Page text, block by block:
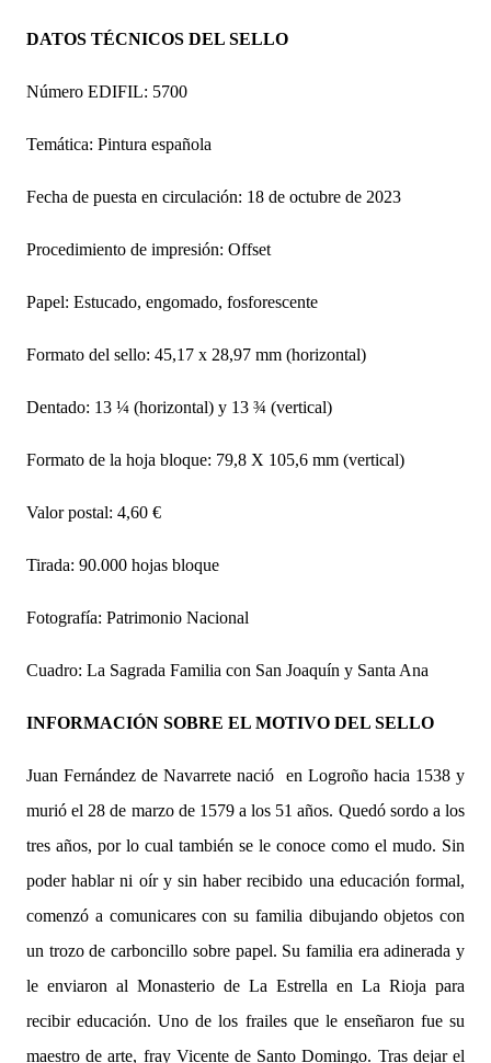
DATOS TÉCNICOS DEL SELLO
Número EDIFIL: 5700
Temática: Pintura española
Fecha de puesta en circulación: 18 de octubre de 2023
Procedimiento de impresión: Offset
Papel: Estucado, engomado, fosforescente
Formato del sello: 45,17 x 28,97 mm (horizontal)
Dentado: 13 ¼ (horizontal) y 13 ¾ (vertical)
Formato de la hoja bloque: 79,8 X 105,6 mm (vertical)
Valor postal: 4,60 €
Tirada: 90.000 hojas bloque
Fotografía: Patrimonio Nacional
Cuadro: La Sagrada Familia con San Joaquín y Santa Ana
INFORMACIÓN SOBRE EL MOTIVO DEL SELLO
Juan Fernández de Navarrete nació
en Logroño hacia 1538 y
murió el 28 de marzo de 1579 a los 51 años. Quedó sordo a los
tres años, por lo cual también se le conoce como el mudo. Sin
poder hablar ni oír y sin haber recibido una educación formal,
comenzó a comunicares con su familia dibujando objetos con
un trozo de carboncillo sobre papel. Su familia era adinerada y
le enviaron al Monasterio de La Estrella en La Rioja para
recibir educación. Uno de los frailes que le enseñaron fue su
maestro de arte, fray Vicente de Santo Domingo. Tras dejar el